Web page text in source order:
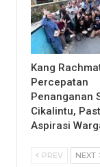
Kang
Percepatan
Penanganan
Cikalintu,
Aspirasi
PREV NEXT